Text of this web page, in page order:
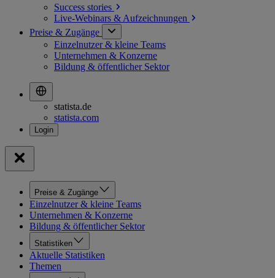
Success stories
Live-Webinars & Aufzeichnungen
Preise & Zugänge
Einzelnutzer & kleine Teams
Unternehmen & Konzerne
Bildung & öffentlicher Sektor
statista.de
statista.com
Preise & Zugänge
Einzelnutzer & kleine Teams
Unternehmen & Konzerne
Bildung & öffentlicher Sektor
Statistiken
Aktuelle Statistiken
Themen